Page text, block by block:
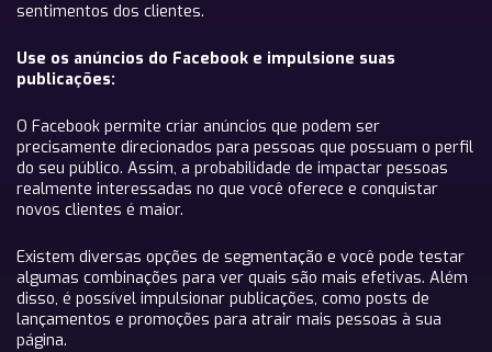
sentimentos dos clientes.
Use os anúncios do Facebook e impulsione suas
publicações:
O Facebook permite criar anúncios que podem ser
precisamente direcionados para pessoas que possuam o perfil
do seu público. Assim, a probabilidade de impactar pessoas
realmente interessadas no que você oferece e conquistar
novos clientes é maior.
Existem diversas opções de segmentação e você pode testar
algumas combinações para ver quais são mais efetivas. Além
disso, é possível impulsionar publicações, como posts de
lançamentos e promoções para atrair mais pessoas à sua
página.